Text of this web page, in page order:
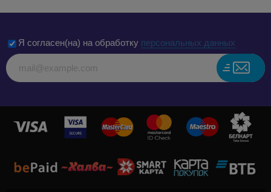
Я согласен(на) на обработку персональных данных